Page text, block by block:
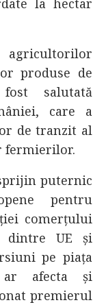
la hectar
agricultorilor
produse de
salutată
care a
de tranzit al
fermierilor.
puternic
pentru
comerțului
dintre UE și
pe piața
ar afecta și
premierul